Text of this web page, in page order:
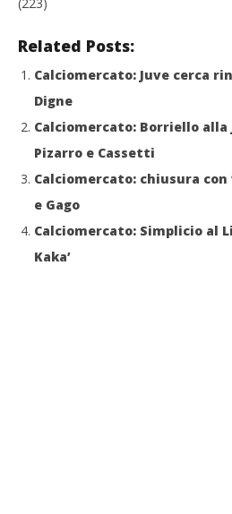
Related Posts:
Calciomercato: Juve cerca
Digne
Calciomercato: Borriello
Pizarro e Cassetti
Calciomercato: chiusura con
e Gago
Calciomercato: Simplicio al
Kaka’